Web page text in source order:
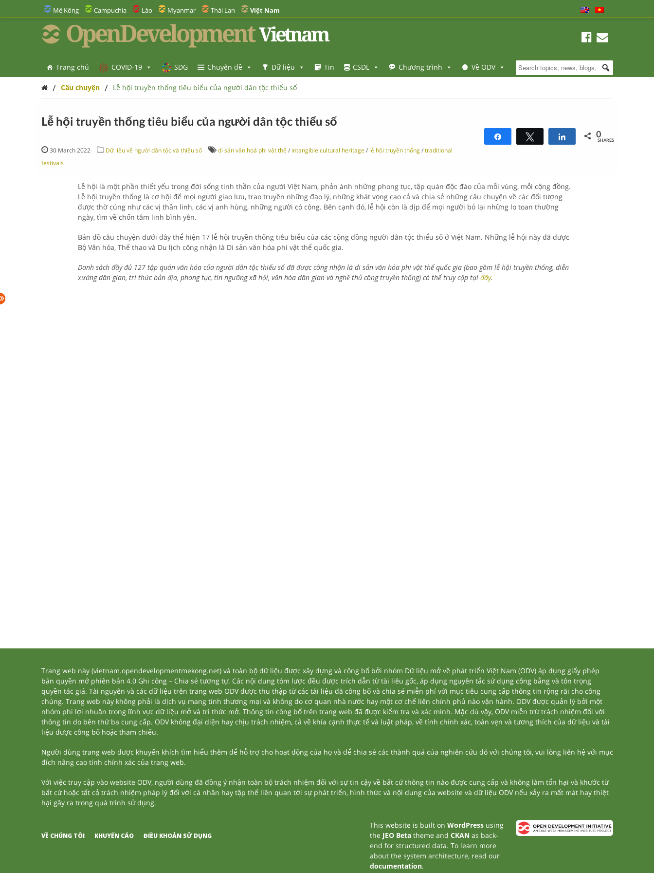
Mê Kông Campuchia Lào Myanmar Thái Lan Việt Nam
OpenDevelopment Vietnam
Trang chủ COVID-19 SDG Chuyên đề Dữ liệu Tin CSDL Chương trình Về ODV
/ Câu chuyện / Lễ hội truyền thống tiêu biểu của người dân tộc thiểu số
Lễ hội truyền thống tiêu biểu của người dân tộc thiểu số
30 March 2022 Dữ liệu về người dân tộc và thiểu số di sản văn hoá phi vật thể / intangible cultural heritage / lễ hội truyền thống /traditional
festivals
Share 0
SHARES
Lễ hội là một phần thiết yếu trong đời sống tinh thần của người Việt Nam, phản ánh những phong tục, tập quán độc đáo của mỗi vùng, mỗi cộng đồng.
Lễ hội truyền thống là cơ hội để mọi người giao lưu, trao truyền những đạo lý, những khát vọng cao cả và chia sẻ những câu chuyện về các đối tượng
được thờ cúng như các vị thần linh, các vị anh hùng, những người có công. Bên cạnh đó, lễ hội còn là dịp để mọi người bỏ lại những lo toan thường
ngày, tìm về chốn tâm linh bình yên.
Bản đồ câu chuyện dưới đây thể hiện 17 lễ hội truyền thống tiêu biểu của các cộng đồng người dân tộc thiểu số ở Việt Nam. Những lễ hội này đã được
Bộ Văn hóa, Thể thao và Du lịch công nhận là Di sản văn hóa phi vật thể quốc gia.
Danh sách đầy đủ 127 tập quán văn hóa của người dân tộc thiểu số đã được công nhận là di sản văn hóa phi vật thể quốc gia (bao gồm lễ hội truyền thống, diễn
xướng dân gian, tri thức bản địa, phong tục, tín ngưỡng xã hội, văn hóa dân gian và nghề thủ công truyền thống) có thể truy cập tại đây.
Trang web này (vietnam.opendevelopmentmekong.net) và toàn bộ dữ liệu được xây dựng và công bố bởi nhóm Dữ liệu mở về phát triển Việt Nam (ODV) áp dụng giấy phép
bản quyền mở phiên bản 4.0 Ghi công – Chia sẻ tương tự. Các nội dung tóm lược đều được trích dẫn từ tài liêu gốc, áp dụng nguyên tắc sử dụng công bằng và tôn trọng
quyền tác giả. Tài nguyên và các dữ liệu trên trang web ODV được thu thập từ các tài liệu đã công bố và chia sẻ miễn phí với mục tiêu cung cấp thông tin rộng rãi cho công
chúng. Trang web này không phải là dịch vụ mang tính thương mại và không do cơ quan nhà nước hay một cơ chế liên chính phủ nào vận hành. ODV được quản lý bởi một
nhóm phi lợi nhuận trong lĩnh vực dữ liệu mở và tri thức mở. Thông tin công bố trên trang web đã được kiểm tra và xác minh. Mặc dù vậy, ODV miễn trừ trách nhiệm đối với
thông tin do bên thứ ba cung cấp. ODV không đại diện hay chịu trách nhiệm, cả về khía cạnh thực tế và luật pháp, về tính chính xác, toàn vẹn và tương thích của dữ liệu và tài
liệu được công bố hoặc tham chiếu.
Người dùng trang web được khuyến khích tìm hiểu thêm để hỗ trợ cho hoạt động của họ và để chia sẻ các thành quả của nghiên cứu đó với chúng tôi, vui lòng liên hệ với mục
đích nâng cao tính chính xác của trang web.
Với việc truy cập vào website ODV, người dùng đã đồng ý nhận toàn bộ trách nhiệm đối với sự tin cậy về bất cứ thông tin nào được cung cấp và không làm tổn hại và khước từ
bất cứ hoặc tất cả trách nhiệm pháp lý đối với cá nhân hay tập thể liên quan tới sự phát triển, hình thức và nội dung của website và dữ liệu ODV nếu xảy ra mất mát hay thiệt
hại gây ra trong quá trình sử dụng.
VỀ CHÚNG TÔI KHUYẾN CÁO ĐIỀU KHOẢN SỬ DỤNG
This website is built on WordPressusing
the JEO Betatheme and CKANas back-
end for structured data. To learn more
about the system architecture, read our
documentation.